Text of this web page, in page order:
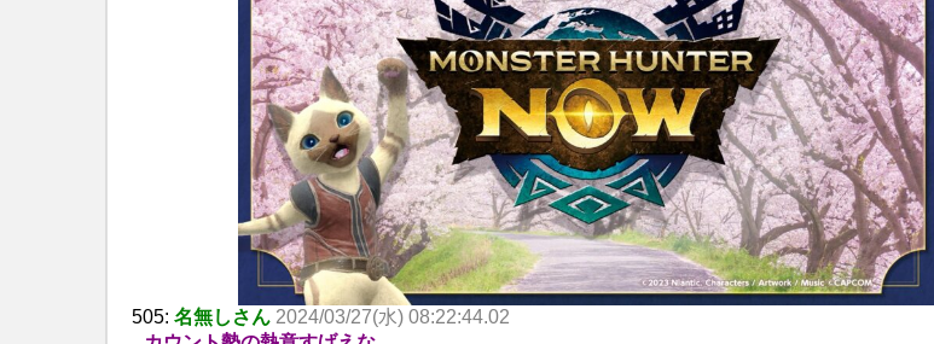
505: 名無しさん 2024/03/27(水) 08:22:44.02